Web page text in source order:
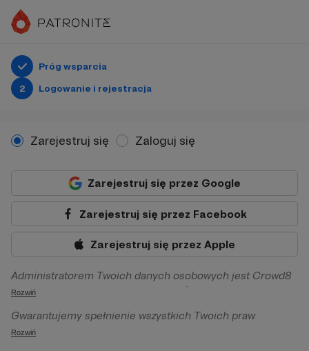
Próg wsparcia
2
Logowanie i rejestracja
Zarejestruj się Zaloguj się
Zarejestruj się przez Google
Zarejestruj się przez Facebook
Zarejestruj się przez Apple
Administratorem Twoich danych osobowych jest Crowd8
sp. z o.o. z siedziba w Warszawie, ul. Żwirki i Wigury 16, 02-
092 Warszawa. Twoje dane osobowe będą przetwarzane w
szczególności w celu wykonania umowy zawartej z Tobą, w
Rozwiń
Gwarantujemy spełnienie wszystkich Twoich praw
wynikających z ogólnego rozporządzenia o ochronie
Rozwiń